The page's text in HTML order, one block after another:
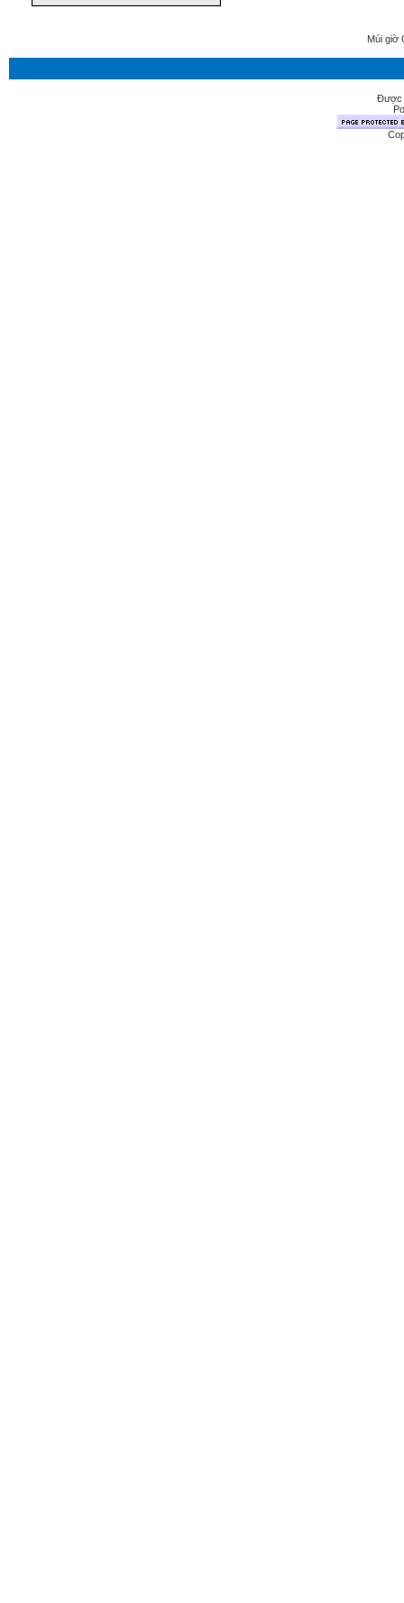
Múi giờ
Được